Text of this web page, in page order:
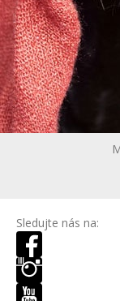
Sledujte nás na: